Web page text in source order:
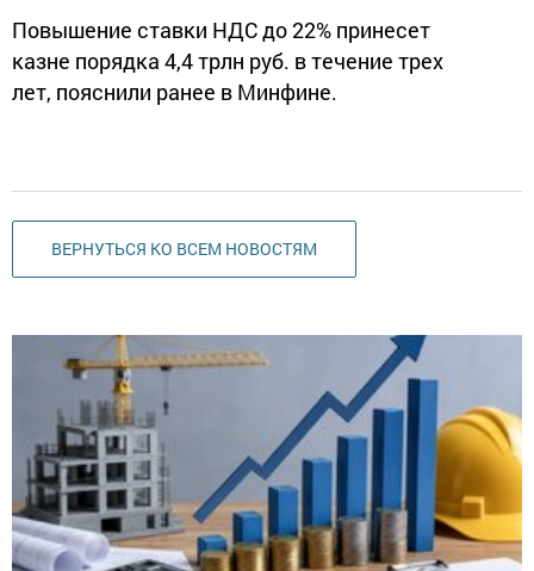
Повышение ставки НДС до 22% принесет
казне порядка 4,4 трлн руб. в течение трех
лет, пояснили ранее в Минфине.
ВЕРНУТЬСЯ КО ВСЕМ НОВОСТЯМ